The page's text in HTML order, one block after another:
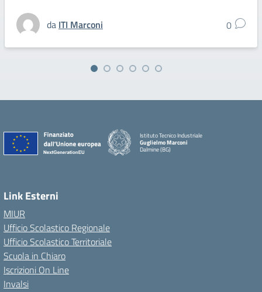
da ITI Marconi 0
Istituto Tecnico Industriale
Guglielmo Marconi
Dalmine (BG)
Link Esterni
MIUR
Ufficio Scolastico Regionale
Ufficio Scolastico Territoriale
Scuola in Chiaro
Iscrizioni On Line
Invalsi